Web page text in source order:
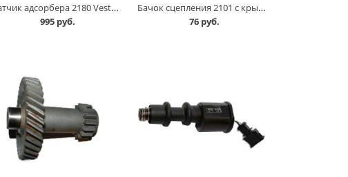
Датчик адсорбера 2180 Vesta, Largus, АвтоВАЗ в Омске
995 руб.
Бачок сцепления 2101 с крышкой в Омске
76 руб.